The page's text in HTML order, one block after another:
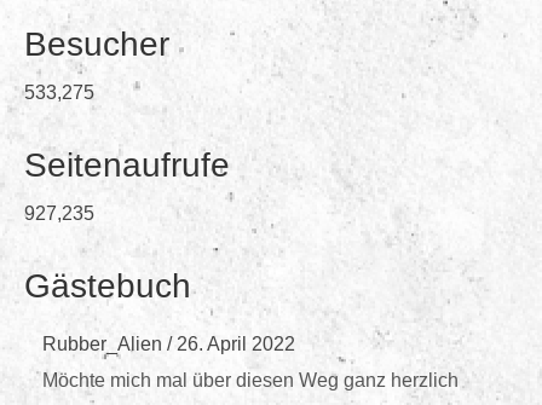
Besucher
533,275
Seitenaufrufe
927,235
Gästebuch
Rubber_Alien / 26. April 2022
Möchte mich mal über diesen Weg ganz herzlich